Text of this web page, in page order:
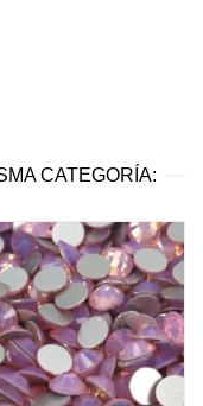
CATEGORÍA: